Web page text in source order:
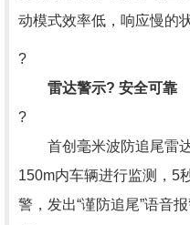
动模式效率低，响应慢的状
?
雷达警示? 安全可靠
?
首创毫米波防追尾雷达
150m内车辆进行监测，5
警，发出“谨防追尾”语音